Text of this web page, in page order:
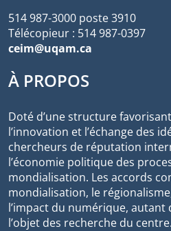
514 987-3000 poste 3910
Télécopieur : 514 987-0397
ceim@uqam.ca
À PROPOS
Doté d’une structure
l’innovation et l’échange des
chercheurs de réputation
l’économie politique des
mondialisation. Les accords
mondialisation, le
l’impact du numérique,
l’objet des recherche du centre.